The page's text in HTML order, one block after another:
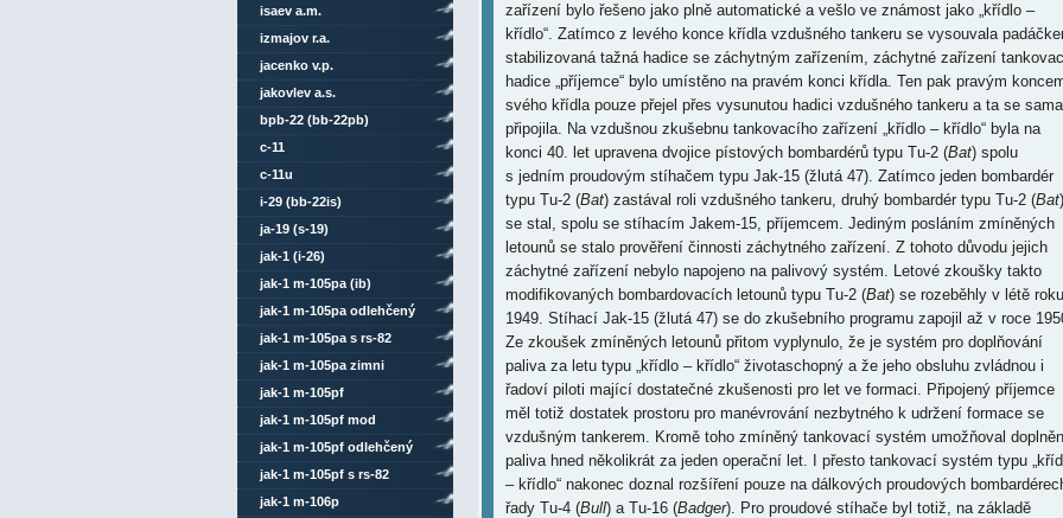
zařízení bylo řešeno jako plně automatické a vešlo ve známost jako „křídlo –
křídlo“. Zatímco z levého konce křídla vzdušného tankeru se vysouvala
stabilizovaná tažná hadice se záchytným zařízením, záchytné zařízení
hadice „příjemce“ bylo umístěno na pravém konci křídla. Ten pak pravým
svého křídla pouze přejel přes vysunutou hadici vzdušného tankeru a ta se sama
připojila. Na vzdušnou zkušebnu tankovacího zařízení „křídlo – křídlo“ byla na
konci 40. let upravena dvojice pístových bombardérů typu Tu-2 (Bat) spolu
s jedním proudovým stíhačem typu Jak-15 (žlutá 47). Zatímco jeden bombardér
typu Tu-2 (Bat) zastával roli vzdušného tankeru, druhý bombardér typu Tu-2 (Bat)
se stal, spolu se stíhacím Jakem-15, příjemcem. Jediným posláním zmíněných
letounů se stalo prověření činnosti záchytného zařízení. Z tohoto důvodu jejich
záchytné zařízení nebylo napojeno na palivový systém. Letové zkoušky takto
modifikovaných bombardovacích letounů typu Tu-2 (Bat) se rozeběhly v létě roku
1949. Stíhací Jak-15 (žlutá 47) se do zkušebního programu zapojil až v roce
Ze zkoušek zmíněných letounů přitom vyplynulo, že je systém pro doplňování
paliva za letu typu „křídlo – křídlo“ životaschopný a že jeho obsluhu zvládnou i
řadoví piloti mající dostatečné zkušenosti pro let ve formaci. Připojený příjemce
měl totiž dostatek prostoru pro manévrování nezbytného k udržení formace se
vzdušným tankerem. Kromě toho zmíněný tankovací systém umožňoval
paliva hned několikrát za jeden operační let. I přesto tankovací systém typu
– křídlo“ nakonec doznal rozšíření pouze na dálkových proudových
řady Tu-4 (Bull) a Tu-16 (Badger). Pro proudové stíhače byl totiž, na základě
isaev a.m.
izmajov r.a.
jacenko v.p.
jakovlev a.s.
bpb-22 (bb-22pb)
c-11
c-11u
i-29 (bb-22is)
ja-19 (s-19)
jak-1 (i-26)
jak-1 m-105pa (ib)
jak-1 m-105pa odlehčený
jak-1 m-105pa s rs-82
jak-1 m-105pa zimni
jak-1 m-105pf
jak-1 m-105pf mod
jak-1 m-105pf odlehčený
jak-1 m-105pf s rs-82
jak-1 m-106p